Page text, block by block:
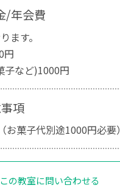
/年会費
ます。
円
子など)1000円
項
菓子代別途1000円必要）
この教室に問い合わせる